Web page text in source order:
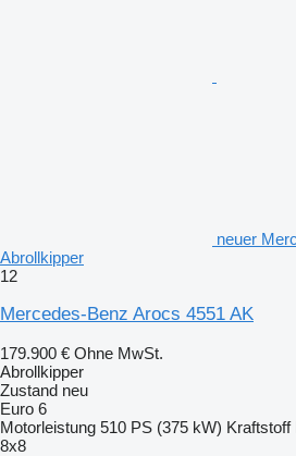
neuer
Abrollkipper
12
Mercedes-Benz Arocs 4551 AK
179.900 € Ohne MwSt.
Abrollkipper
Zustand neu
Euro 6
Motorleistung 510 PS (375 kW) Kraftstoff
8x8